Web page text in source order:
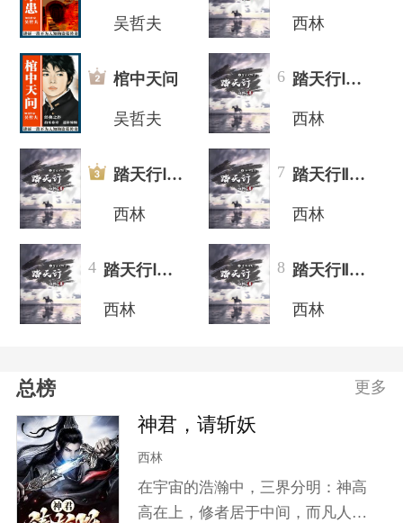
吴哲夫
棺中天问
吴哲夫
踏天行Ⅰ（上）：望云大陆
西林
4 踏天行Ⅰ（下）：望云大陆
西林
西林
6 踏天行Ⅰ（下）：望云大陆
西林
7 踏天行Ⅱ（上）:初入追云
西林
8 踏天行Ⅱ（下）：星域战起
西林
总榜 更多
神君，请斩妖
西林
在宇宙的浩瀚中，三界分明：神高
高在上，修者居于中间，而凡人却